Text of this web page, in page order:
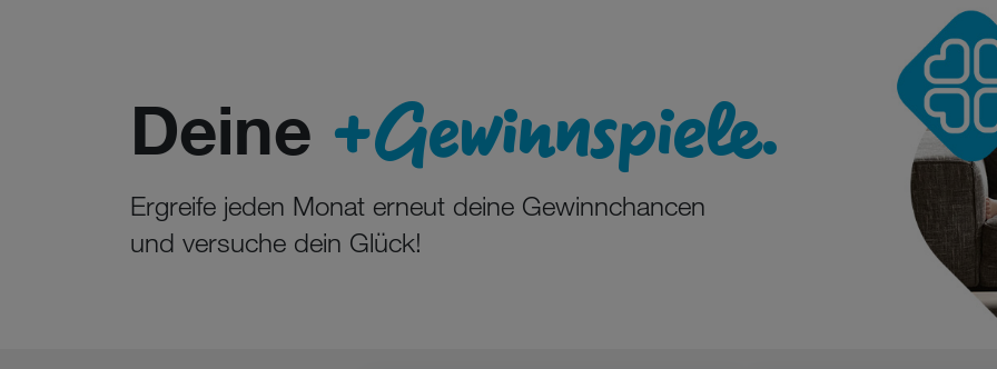
Deine +Gewinnspiele.
Ergreife jeden Monat erneut deine Gewinnchancen
und versuche dein Glück!